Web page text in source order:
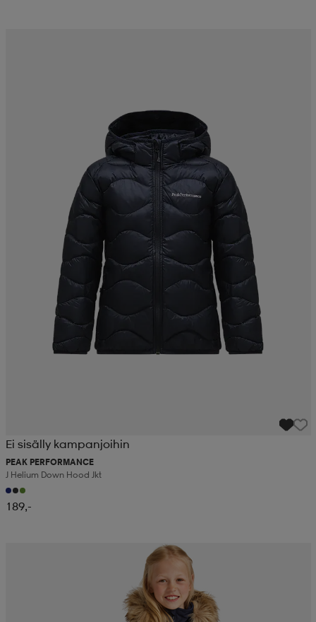
Ei sisälly kampanjoihin
PEAK PERFORMANCE
J Helium Down Hood Jkt
189,-